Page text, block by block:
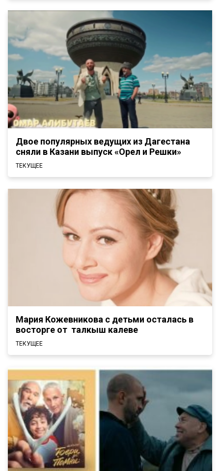
Двое популярных ведущих из Дагестана
сняли в Казани выпуск «Орел и Решки»
ТЕКУЩЕЕ
Мария Кожевникова с детьми осталась в
восторге от талкыш калеве
ТЕКУЩЕЕ